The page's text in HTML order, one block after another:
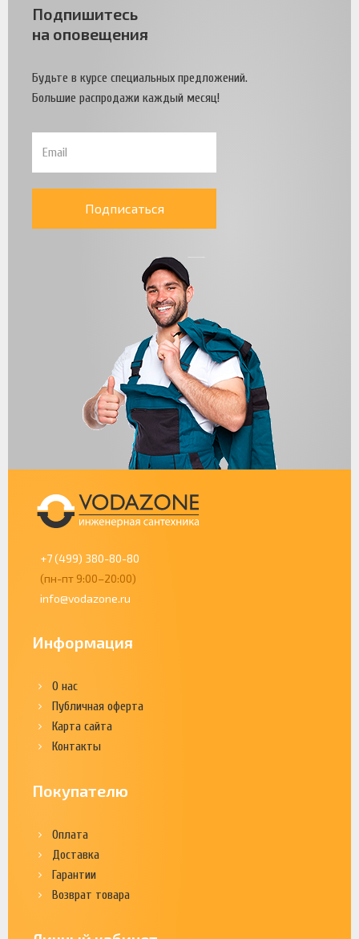
Подпишитесь
на оповещения
Будьте в курсе специальных предложений.
Большие распродажи каждый месяц!
Подписаться
+7 (499) 380-80-80
(пн-пт 9:00–20:00)
info@vodazone.ru
Информация
О нас
Публичная оферта
Карта сайта
Контакты
Покупателю
Оплата
Доставка
Гарантии
Возврат товара